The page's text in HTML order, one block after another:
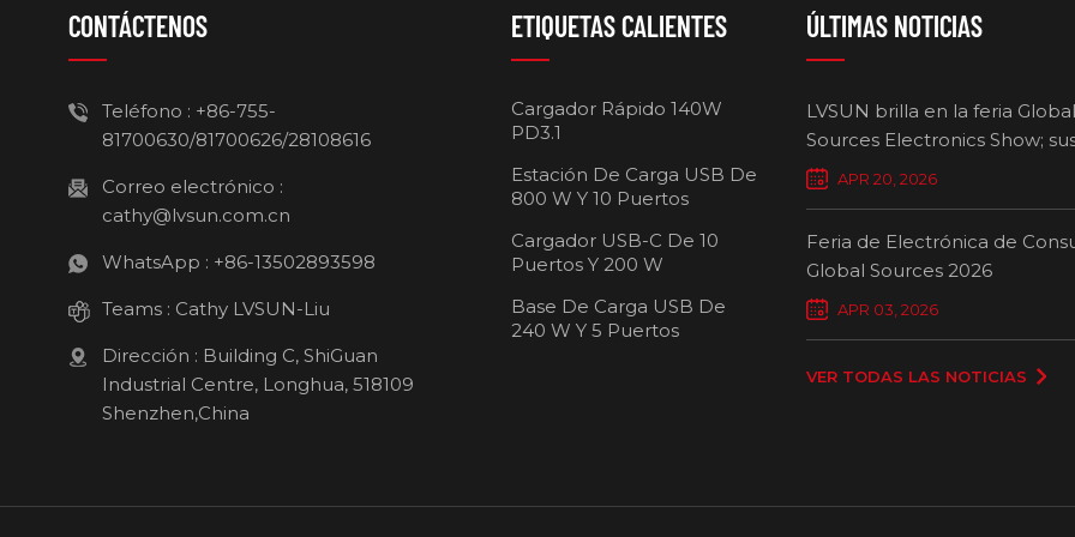
CONTÁCTENOS
Teléfono : +86-755-
81700630/81700626/28108616
Correo electrónico :
cathy@lvsun.com.cn
WhatsApp : +86-13502893598
Teams : Cathy LVSUN-Liu
Dirección : Building C, ShiGuan
Industrial Centre, Longhua, 518109
Shenzhen,China
ETIQUETAS CALIENTES
Cargador Rápido 140W
PD3.1
Estación De Carga USB De
800 W Y 10 Puertos
Cargador USB-C De 10
Puertos Y 200 W
Base De Carga USB De
240 W Y 5 Puertos
ÚLTIMAS NOTICIAS
LVSUN brilla en la feria Global
Sources Electronics Show;
cargadores multipuerto
nuevos estándares para la
APR 20, 2026
Feria de Electrónica de
Global Sources 2026
APR 03, 2026
VER TODAS LAS NOTICIAS